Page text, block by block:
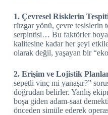
1. Çevresel Risklerin
rüzgar yönü, çevre tesislerin
serpintisi… Bu faktörler
kalitesine kadar her şeyi
olarak değil, yaşayan bir
2. Erişim ve Lojistik
sepetli vinç mi yanaşır?”
doğrudan belirler. Yanlış
boşa giden adam-saat
önceden simüle ederek